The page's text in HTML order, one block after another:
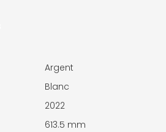
Argent
Blanc
2022
613.5 mm